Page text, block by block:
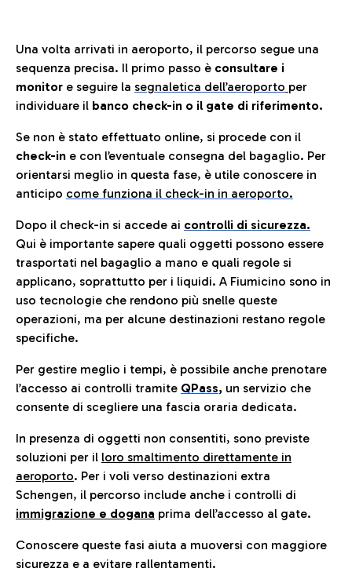
Una volta arrivati in aeroporto, il percorso segue una
sequenza precisa. Il primo passo è consultare i
monitor e seguire la segnaletica dell’aeroporto per
individuare il banco check-in o il gate di riferimento.
Se non è stato effettuato online, si procede con il
check-in e con l’eventuale consegna del bagaglio. Per
orientarsi meglio in questa fase, è utile conoscere in
anticipo come funziona il check-in in aeroporto.
Dopo il check-in si accede ai controlli di sicurezza.
Qui è importante sapere quali oggetti possono essere
trasportati nel bagaglio a mano e quali regole si
applicano, soprattutto per i liquidi. A Fiumicino sono in
uso tecnologie che rendono più snelle queste
operazioni, ma per alcune destinazioni restano regole
specifiche.
Per gestire meglio i tempi, è possibile anche prenotare
l’accesso ai controlli tramite QPass, un servizio che
consente di scegliere una fascia oraria dedicata.
In presenza di oggetti non consentiti, sono previste
soluzioni per il loro smaltimento direttamente in
aeroporto. Per i voli verso destinazioni extra
Schengen, il percorso include anche i controlli di
immigrazione e dogana prima dell’accesso al gate.
Conoscere queste fasi aiuta a muoversi con maggiore
sicurezza e a evitare rallentamenti.